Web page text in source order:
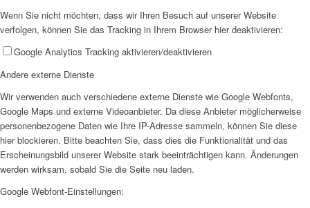
UFH
Erziehungsbeistand
Wenn Sie nicht möchten, dass wir Ihren Besuch auf unserer Website
verfolgen, können Sie das Tracking in Ihrem Browser hier deaktivieren:
Google Analytics Tracking aktivieren/deaktivieren
Andere externe Dienste
Wir verwenden auch verschiedene externe Dienste wie Google Webfonts,
Google Maps und externe Videoanbieter. Da diese Anbieter möglicherweise
personenbezogene Daten wie Ihre IP-Adresse sammeln, können Sie diese
hier blockieren. Bitte beachten Sie, dass dies die Funktionalität und das
Erscheinungsbild unserer Website stark beeinträchtigen kann. Änderungen
werden wirksam, sobald Sie die Seite neu laden.
Google Webfont-Einstellungen: